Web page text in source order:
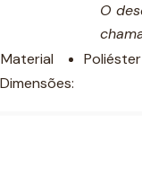
O
Material
Poliéster
Dimensões: